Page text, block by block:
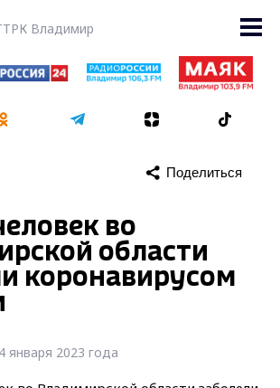
Владимир
Поделиться
во
области
коронавирусом
января 2023 года